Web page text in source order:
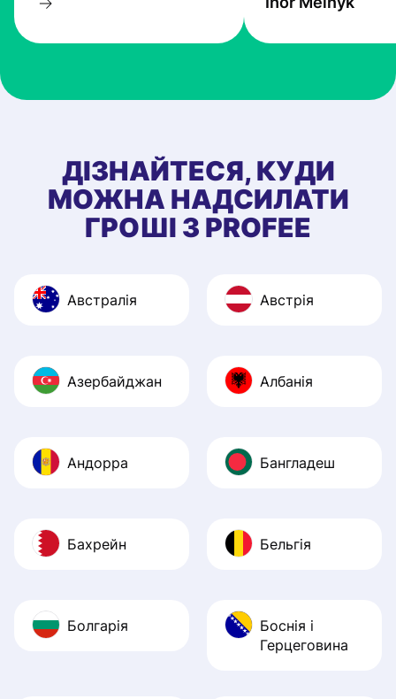
один з кращих.
ДІЗНАЙТЕСЯ, КУДИ
МОЖНА НАДСИЛАТИ
ГРОШІ З PROFEE
Австралія Австрія
Азербайджан Албанія
Андорра Бангладеш
Бахрейн Бельгія
Болгарія
Боснія і
Герцеговина